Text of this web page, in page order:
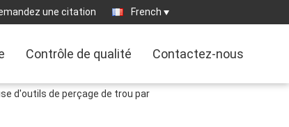
une citation French
Contrôle de qualité Contactez-nous
d'outils de perçage de trou par